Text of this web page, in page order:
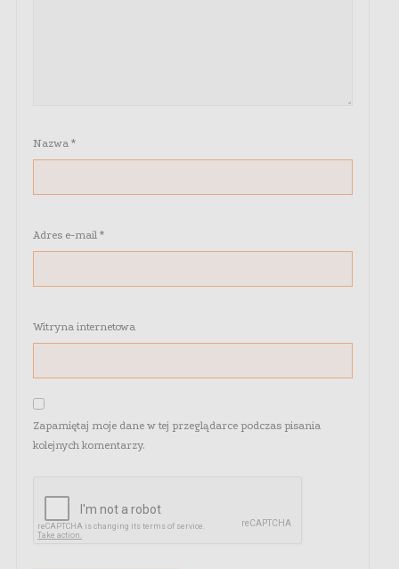
Nazwa *
Adres e-mail *
Witryna internetowa
Zapamiętaj moje dane w tej przeglądarce podczas pisania
kolejnych komentarzy.